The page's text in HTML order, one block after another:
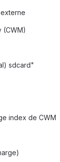
(CWM)
sdcard"
index de CWM